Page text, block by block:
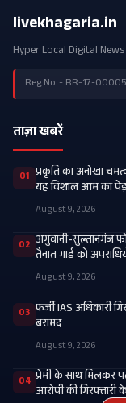
livekhagaria.in
Hyper Local Digital
Reg.No. - BR-17-
ताज़ा खबरें
01 प्रकृति का अनोखा
यह विशाल आम का
August 9, 2026
02 अगुवानी-सुल्तानगंज
तैनात गार्ड को
August 9, 2026
03 फर्जी IAS अधिकारी
बरामद
August 9, 2026
04 प्रेमी के साथ मिलकर
आरोपी की गिरफ्तारी